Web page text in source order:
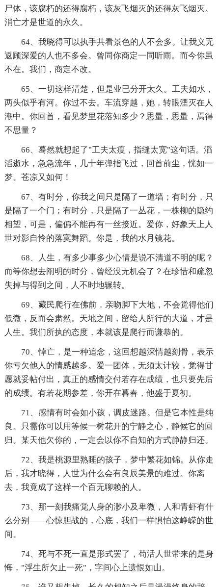
尸体，该腐朽的还得腐朽，该灰飞烟灭的还得灰飞烟灭。
消亡才是世道的永久。
64、我晓得可以执手共看景色的人不会多。让我义无
返顾深爱的人也不多会。曾同你商定一同听雨。而今你虽
不在。我们，商定不改。
65、一切这样清楚，但是业已分开太久。工夫如水，
两头似乎有河。你过不去。车流穿越，她，转眼湮灭在人
潮中。你回首，看见梦里花落知多少？思量，思量，焉得
不思量？
66、蓦然就想起了"工夫太瘦，指缝太宽"这句话。滔
滔逝水，急急流年，几十年弹指飞过，回首前尘，恍如一
梦。苍凉又如何！
67、有时分，你我之间只是隔了一道墙；有时分，只
是隔了一个门；有时分，只是隔了一丛花，一株柳的隐约
相望，可是，偏偏不能再有一丝接近。爱你，好象天上人
世对影自怜的落寞舞蹈。你是，我的水月镜花。
68、人生，有多少事多少心情是说不清道不明的呢？
而等你想去阐明的时分，曾经没无机会了？在珍惜和疏忽
失掉与得到之间，人不时地辗转。
69、藏民爬行在佛前，亲吻脚下大地，不会觉得他们
低微，反而会肃然。天地之间，留给人所行的大道，才是
人生。我们所执的态度，本就该是爬行而谦恭的。
70、悼亡，是一种追念，这回想越深情越刻骨，表示
你亏欠他人的情感越多。爱一团体，无须太计较，觉得甘
愿就妥帖付出，真正的感情交付若存在成绩，也只要先后
的成绩。有若花期参差，你开在暮春，他盛于夏初。
71、感情有时会如小孩，调皮迷路。但是它本性是纯
良。只需你可以用等候一树花开的宁静之心，静候它的回
归。某天他欠你的，一定会以你不自知的方式静静归还。
72、我是桃源里熟睡的孩子，梦中繁花如锦。从你走
后，我才晓得，人世为什么会有良辰美景的难过。你离
去，我竟成了这样一个百无聊赖的人。
73、那一刻我痛觉人身的渺小及卑微，人和青虾有什
么分别――心惊胆战的，心底，我们一样惧怕这峥嵘的世
间。
74、死与不死一直是形式罢了，苟活人世带来的是身
悔，"浮生所欠止一死"，字间心上遗恨如山。